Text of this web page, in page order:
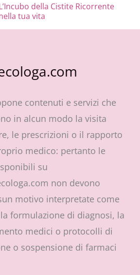
della Cistite Ricorrente
tua vita
contenuti e servizi che
in alcun modo la visita
le prescrizioni o il rapporto
medico: pertanto le
su
non devono
motivo interpretate come
formulazione di diagnosi, la
medici o protocolli di
o sospensione di farmaci